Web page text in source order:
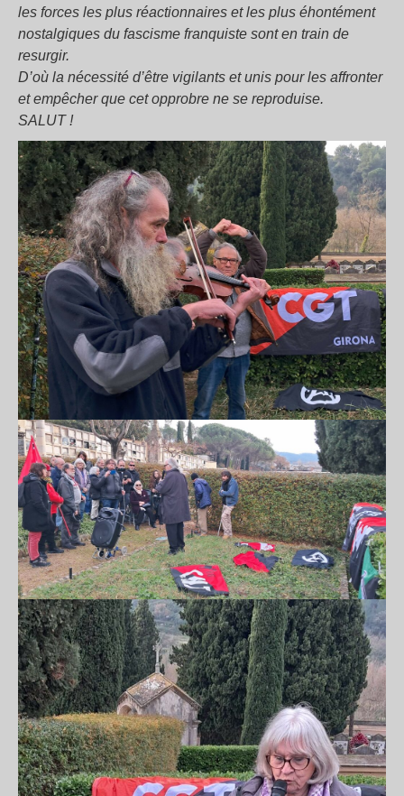
les forces les plus réactionnaires et les plus éhontément
nostalgiques du fascisme franquiste sont en train de
resurgir.
D’où la nécessité d’être vigilants et unis pour les affronter
et empêcher que cet opprobre ne se reproduise.
SALUT !